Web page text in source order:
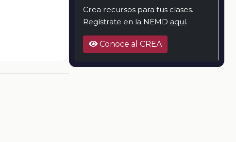
Crea recursos para tus clases.
Regístrate en la NEMD aquí.
Conoce al CREA